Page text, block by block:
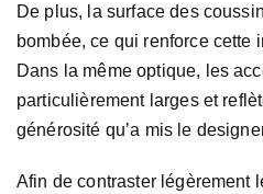
De plus, la surface des
bombée, ce qui renforce cette
Dans la même optique, les
particulièrement larges et
générosité qu’a mis le
Afin de contraster légèrement